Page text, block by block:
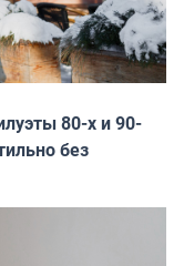
80-х и 90-
без